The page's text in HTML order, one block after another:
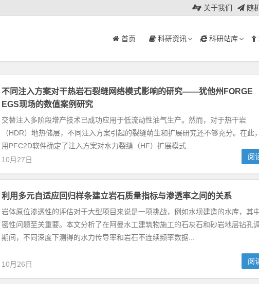
关于我们 随
首页 科研资讯 科研站库
不同注入方案对干热岩石裂缝网络模式影响的研究——犹他州FORGE
EGS现场的数值案例研究
交替注入多阶段增产技术已成功应用于低流动性油气生产。然而，对于热干岩
（HDR）地热储层，不同注入方案引起的裂缝萌生和扩展研究还不够充分。在此
用PFC2D软件确定了注入方案对水力裂缝（HF）扩展模式...
10月27日
阅
利用多元自适应回归样条建立岩石质量指标与渗透率之间的关系
岩体原位渗透性的评估对于大型项目来说是一项挑战，例如水坝建造的水库，其
密性问题至关重要。本文分析了在阿曼水工建筑物施工的石灰石和砂岩地层钻孔
期间，不同深度下测得的水力传导率和岩石不连续频率数据...
10月26日 阅